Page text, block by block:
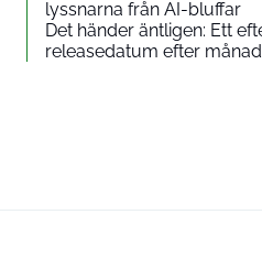
lyssnarna från AI-bluffar
Det händer äntligen: Ett
releasedatum efter